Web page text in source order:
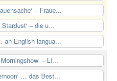
– Fraue...
– die u...
an English-langua...
– LI...
… das Best...